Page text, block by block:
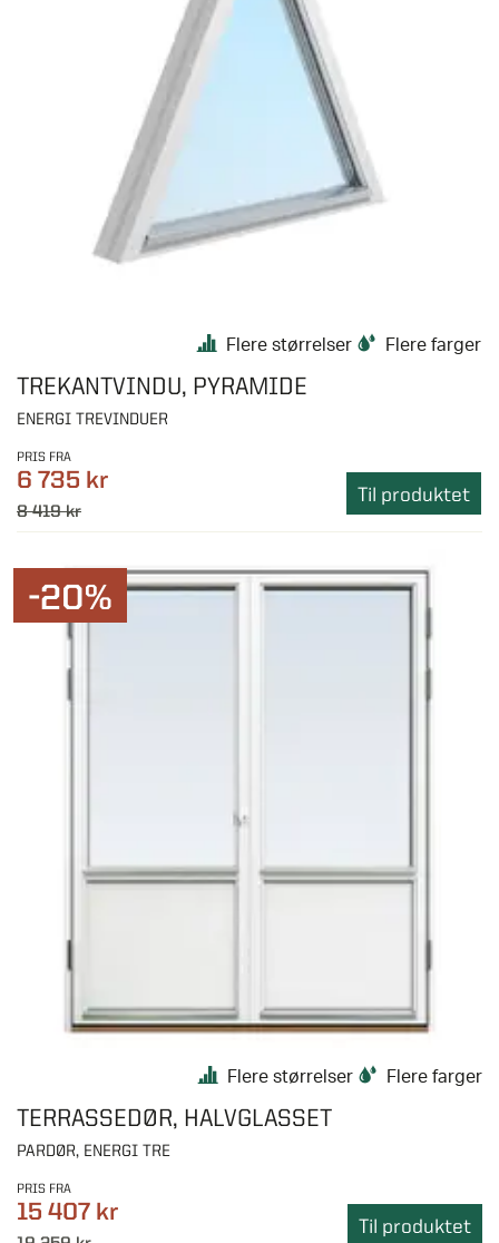
Flere størrelser Flere farger
TREKANTVINDU, PYRAMIDE
ENERGI TREVINDUER
PRIS FRA
6 735 kr
8 419 kr
Til produktet
-20%
Flere størrelser Flere farger
TERRASSEDØR, HALVGLASSET
PARDØR, ENERGI TRE
PRIS FRA
15 407 kr
Til produktet